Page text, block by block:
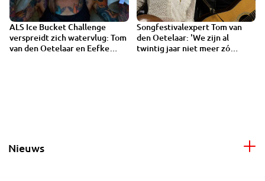
ALS Ice Bucket Challenge
verspreidt zich watervlug: Tom
van den Oetelaar en Eefke
Songfestivalexpert Tom van
den Oetelaar: 'We zijn al
twintig jaar niet meer zó
Nieuws